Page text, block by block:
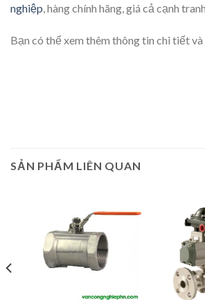
nghiệp, hàng chính hãng, giá cả cạnh
Bạn có thể xem thêm thông tin chi tiết và
SẢN PHẨM LIÊN QUAN